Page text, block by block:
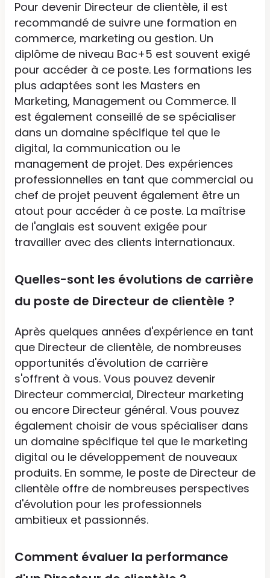
Pour devenir Directeur de clientèle, il est
recommandé de suivre une formation en
commerce, marketing ou gestion. Un
diplôme de niveau Bac+5 est souvent exigé
pour accéder à ce poste. Les formations les
plus adaptées sont les Masters en
Marketing, Management ou Commerce. Il
est également conseillé de se spécialiser
dans un domaine spécifique tel que le
digital, la communication ou le
management de projet. Des expériences
professionnelles en tant que commercial ou
chef de projet peuvent également être un
atout pour accéder à ce poste. La maîtrise
de l'anglais est souvent exigée pour
travailler avec des clients internationaux.
Quelles-sont les évolutions de carrière
du poste de Directeur de clientèle ?
Après quelques années d'expérience en tant
que Directeur de clientèle, de nombreuses
opportunités d'évolution de carrière
s'offrent à vous. Vous pouvez devenir
Directeur commercial, Directeur marketing
ou encore Directeur général. Vous pouvez
également choisir de vous spécialiser dans
un domaine spécifique tel que le marketing
digital ou le développement de nouveaux
produits. En somme, le poste de Directeur de
clientèle offre de nombreuses perspectives
d'évolution pour les professionnels
ambitieux et passionnés.
Comment évaluer la performance